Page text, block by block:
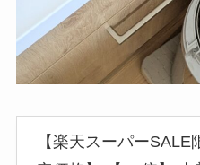
【楽天スーパーSALE